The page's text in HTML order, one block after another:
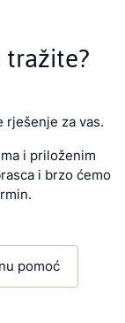
rješenje za vas.
i priloženim
i brzo ćemo
pomoć